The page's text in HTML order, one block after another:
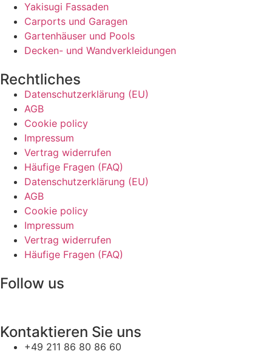
Yakisugi Fassaden
Carports und Garagen
Gartenhäuser und Pools
Decken- und Wandverkleidungen
Rechtliches
Datenschutzerklärung (EU)
AGB
Cookie policy
Impressum
Vertrag widerrufen
Häufige Fragen (FAQ)
Datenschutzerklärung (EU)
AGB
Cookie policy
Impressum
Vertrag widerrufen
Häufige Fragen (FAQ)
Follow us
Kontaktieren Sie uns
+49 211 86 80 86 60